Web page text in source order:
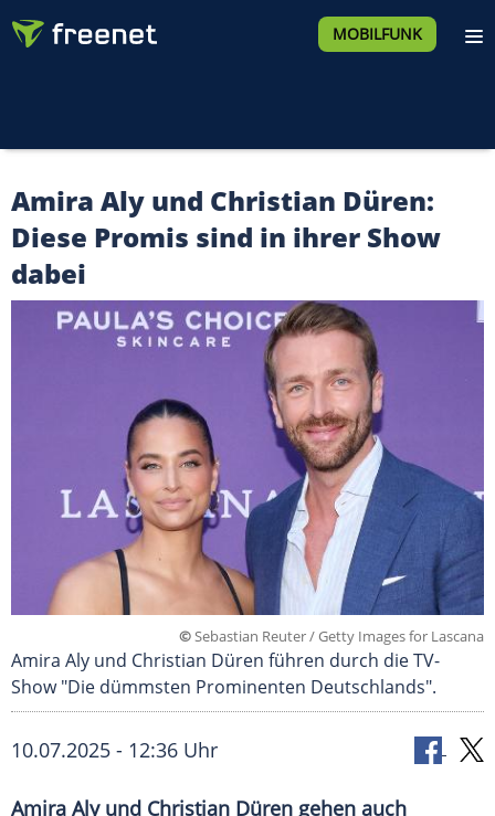
MOBILFUNK
Amira Aly und Christian Düren:
Diese Promis sind in ihrer Show
dabei
©Sebastian Reuter / Getty Images for Lascana
Amira Aly und Christian Düren führen durch die TV-
Show "Die dümmsten Prominenten Deutschlands".
10.07.2025 - 12:36 Uhr
Amira Aly und Christian Düren gehen auch